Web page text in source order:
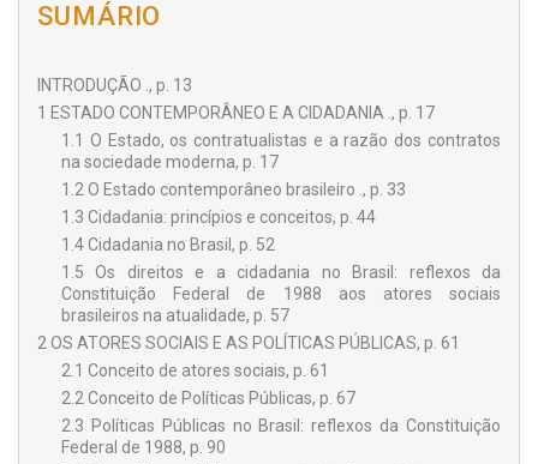
SUMÁRIO
INTRODUÇÃO ., p. 13
1 ESTADO CONTEMPORÂNEO E A CIDADANIA ., p. 17
1.1 O Estado, os contratualistas e a razão dos contratos
na sociedade moderna, p. 17
1.2 O Estado contemporâneo brasileiro ., p. 33
1.3 Cidadania: princípios e conceitos, p. 44
1.4 Cidadania no Brasil, p. 52
1.5 Os direitos e a cidadania no Brasil: reflexos da
Constituição Federal de 1988 aos atores sociais
brasileiros na atualidade, p. 57
2 OS ATORES SOCIAIS E AS POLÍTICAS PÚBLICAS, p. 61
2.1 Conceito de atores sociais, p. 61
2.2 Conceito de Políticas Públicas, p. 67
2.3 Políticas Públicas no Brasil: reflexos da Constituição
Federal de 1988, p. 90